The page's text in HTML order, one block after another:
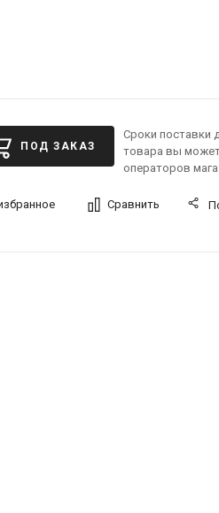
ПОД ЗАКАЗ
Сроки поставки
товара вы
операторов
Сравнить